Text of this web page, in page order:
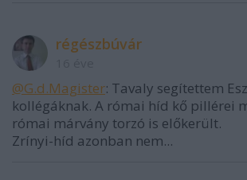
régészbúvár
@G.d.Magister: Tavaly segítettem
kollégáknak. A római híd kő pillérei
római márvány torzó is előkerült.
Zrínyi-híd azonban nem...